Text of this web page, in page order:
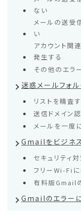
ない
メールの送受
い
アカウント関
発生する
その他のエラ
迷惑メールフォ
リストを精査
送信ドメイン
メールを一度
Gmailをビジネ
セキュリティ
フリーWi-Fi
有料版Gmail
Gmailのエラー